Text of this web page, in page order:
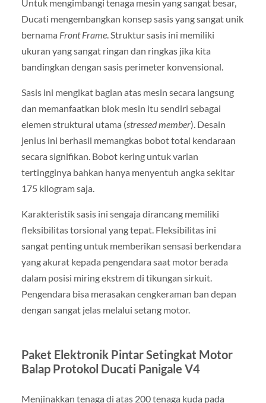
Untuk mengimbangi tenaga mesin yang sangat besar,
Ducati mengembangkan konsep sasis yang sangat unik
bernama Front Frame. Struktur sasis ini memiliki
ukuran yang sangat ringan dan ringkas jika kita
bandingkan dengan sasis perimeter konvensional.
Sasis ini mengikat bagian atas mesin secara langsung
dan memanfaatkan blok mesin itu sendiri sebagai
elemen struktural utama (stressed member). Desain
jenius ini berhasil memangkas bobot total kendaraan
secara signifikan. Bobot kering untuk varian
tertingginya bahkan hanya menyentuh angka sekitar
175 kilogram saja.
Karakteristik sasis ini sengaja dirancang memiliki
fleksibilitas torsional yang tepat. Fleksibilitas ini
sangat penting untuk memberikan sensasi berkendara
yang akurat kepada pengendara saat motor berada
dalam posisi miring ekstrem di tikungan sirkuit.
Pengendara bisa merasakan cengkeraman ban depan
dengan sangat jelas melalui setang motor.
Paket Elektronik Pintar Setingkat Motor
Balap Protokol Ducati Panigale V4
Menjinakkan tenaga di atas 200 tenaga kuda pada